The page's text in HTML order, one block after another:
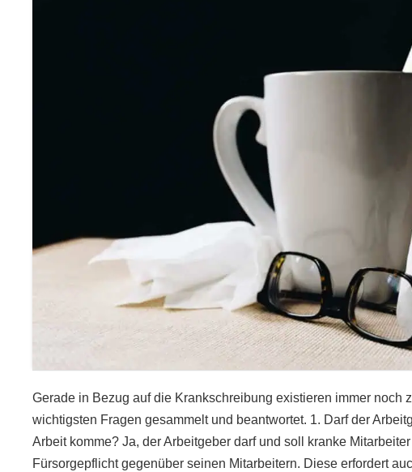
Gerade in Bezug auf die Krankschreibung existieren immer noch
wichtigsten Fragen gesammelt und beantwortet. 1. Darf der
Arbeit komme? Ja, der Arbeitgeber darf und soll kranke
Fürsorgepflicht gegenüber seinen Mitarbeitern. Diese erfordert